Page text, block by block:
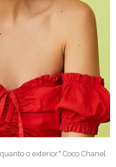
o exterior." Coco Chanel